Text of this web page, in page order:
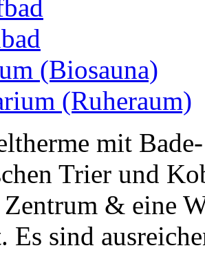
(Biosauna)
(Ruheraum)
mit
Trier und
& eine
Es sind